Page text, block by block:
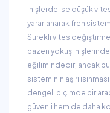
inişlerde ise düşük
yararlanarak fren
Sürekli vites
bazen yokuş
eğilimindedir; ancak bu
sisteminin aşırı
dengeli biçimde bir
güvenli hem de daha